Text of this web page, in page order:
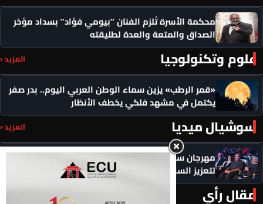
محكمة الأسرة تُلزم الفنان “بيومي فؤاد” بسداد مؤخر
الصداق والمتعة والعدة لطليقته
علوم وتكنولوجيا المزيد ‹
«قمر الرطب» يزين سماء الوطن العربي اليوم.. بدر صفر
يكتمل في مشهد فلكي يخطف الأنظار
سوشيال ميديا المزيد ‹
مهرجان سيمفوني للفنون يكرم رموزاً مؤثرة ويدعو
لتعزيز السلام
مقال رأي